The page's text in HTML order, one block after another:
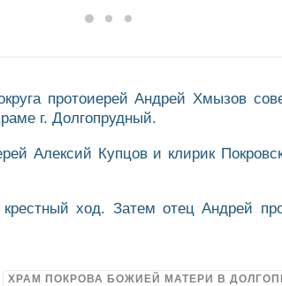
округа протоиерей Андрей Хмызов
г. Долгопрудный.
Алексий Купцов и клирик
ход. Затем отец Андрей
ХРАМ ПОКРОВА БОЖИЕЙ МАТЕРИ В